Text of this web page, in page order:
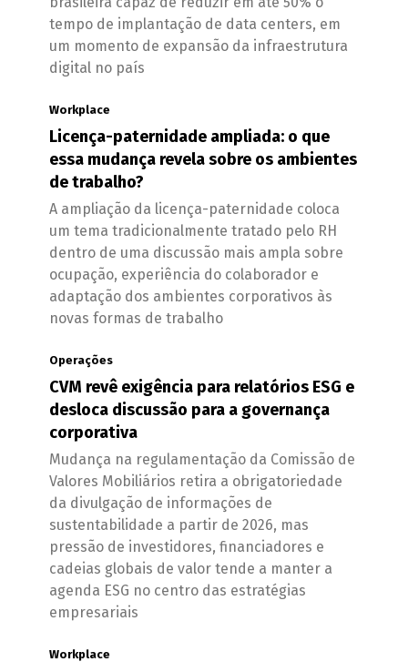
tempo de implantação de data centers, em
um momento de expansão da infraestrutura
digital no país
Workplace
Licença-paternidade ampliada: o que
essa mudança revela sobre os ambientes
de trabalho?
A ampliação da licença-paternidade coloca
um tema tradicionalmente tratado pelo RH
dentro de uma discussão mais ampla sobre
ocupação, experiência do colaborador e
adaptação dos ambientes corporativos às
novas formas de trabalho
Operações
CVM revê exigência para relatórios ESG e
desloca discussão para a governança
corporativa
Mudança na regulamentação da Comissão de
Valores Mobiliários retira a obrigatoriedade
da divulgação de informações de
sustentabilidade a partir de 2026, mas
pressão de investidores, financiadores e
cadeias globais de valor tende a manter a
agenda ESG no centro das estratégias
empresariais
Workplace